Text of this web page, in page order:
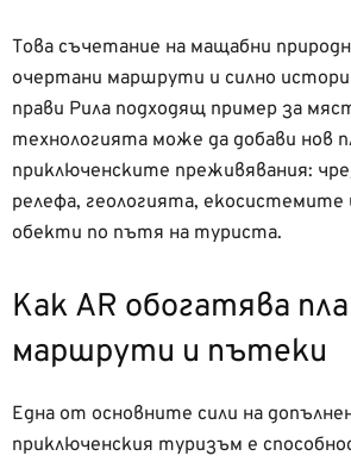
Това съчетание на мащабни
очертани маршрути и силно
прави Рила подходящ пример за
технологията може да добави нов
приключенските преживявания:
релефа, геологията,
обекти по пътя на туриста.
Как AR обогатява
маршрути и пътеки
Една от основните сили на
приключенския туризъм е